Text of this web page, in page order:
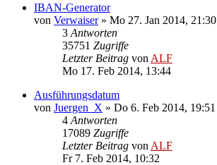
IBAN-Generator
von Verwaiser» Mo 27. Jan 2014, 21:30
3 Antworten
35751 Zugriffe
Letzter Beitrag von ALF
Mo 17. Feb 2014, 13:44
Ausführungsdatum
von Juergen_X » Do 6. Feb 2014, 19:51
4 Antworten
17089 Zugriffe
Letzter Beitrag von ALF
Fr 7. Feb 2014, 10:32